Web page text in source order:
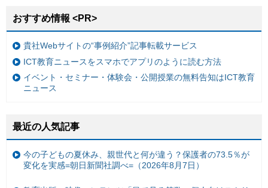
おすすめ情報 <PR>
貴社Webサイトの“事例紹介”記事転載サービス
ICT教育ニュースをスマホでアプリのように読む方法
イベント・セミナー・体験会・公開授業の無料告知はICT教育
ニュース
最近の人気記事
今の子どもの夏休み、親世代と何が違う？保護者の73.5％が
変化を実感=朝日新聞社調べ=（2026年8月7日）